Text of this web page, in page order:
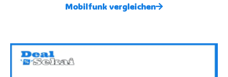
Mobilfunk vergleichen